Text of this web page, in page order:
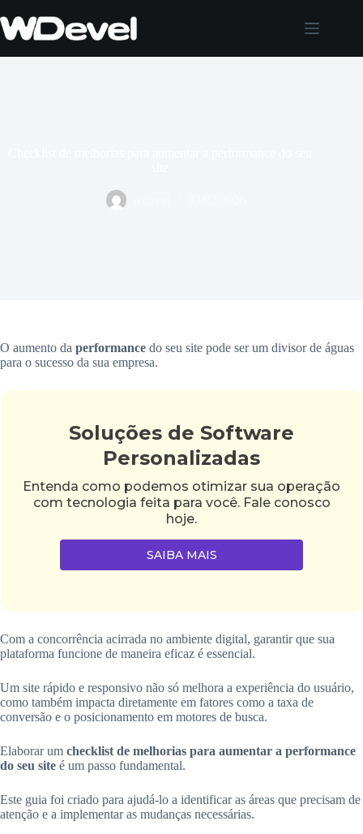
para
o
O aumento da performance do seu site pode ser um divisor de águas
para o sucesso da sua empresa.
Soluções de Software
Personalizadas
Entenda como podemos otimizar sua operação
com tecnologia feita para você. Fale conosco
hoje.
SAIBA MAIS
Com a concorrência acirrada no ambiente digital, garantir que sua
plataforma funcione de maneira eficaz é essencial.
Um site rápido e responsivo não só melhora a experiência do usuário,
como também impacta diretamente em fatores como a taxa de
conversão e o posicionamento em motores de busca.
Elaborar um checklist de melhorias para aumentar a performance
do seu site é um passo fundamental.
Este guia foi criado para ajudá-lo a identificar as áreas que precisam de
atenção e a implementar as mudanças necessárias.